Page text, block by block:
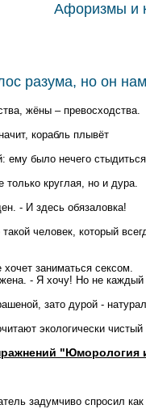
Афоризмы и
разума, но он
жёны – превосходства.
корабль плывёт
ему было нечего стыдиться
только круглая, но и дура.
- И здесь обязаловка!
человек, котоpый
заниматься сексом.
- Я хочу! Но не
зато дурой -
экологически
"Юморология
задумчиво спросил